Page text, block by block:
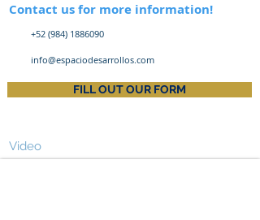
Contact us for more information!
+52 (984) 1886090
info@espaciodesarrollos.com
FILL OUT OUR FORM
Video